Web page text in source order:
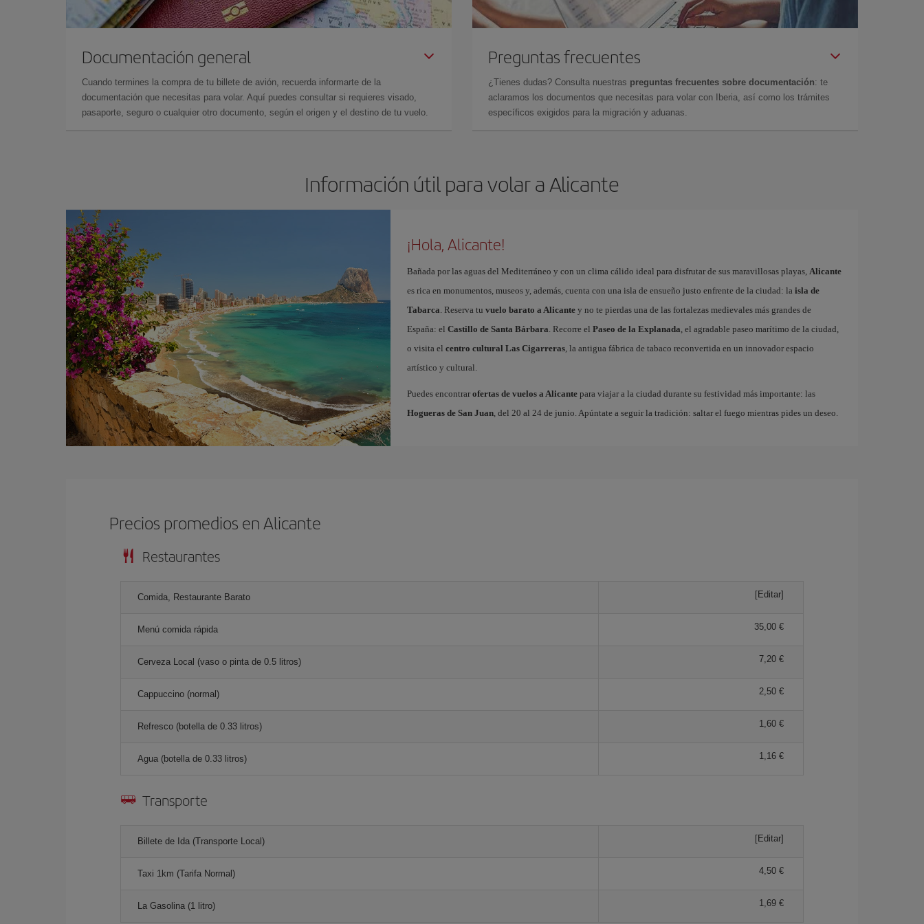
Documentación general
Cuando termines la compra de tu billete de avión, recuerda informarte de la
documentación que necesitas para volar. Aquí puedes consultar si requieres visado,
pasaporte, seguro o cualquier otro documento, según el origen y el destino de tu vuelo.
Preguntas frecuentes
¿Tienes dudas? Consulta nuestras preguntas frecuentes sobre documentación: te
aclaramos los documentos que necesitas para volar con Iberia, así como los trámites
específicos exigidos para la migración y aduanas.
Información útil para volar a Alicante
¡Hola, Alicante!
Bañada por las aguas del Mediterráneo y con un clima cálido ideal para disfrutar de sus maravillosas playas, Alicante
es rica en monumentos, museos y, además, cuenta con una isla de ensueño justo enfrente de la ciudad: la isla de
Tabarca. Reserva tu vuelo barato a Alicantey no te pierdas una de las fortalezas medievales más grandes de
España: el Castillo de Santa Bárbara. Recorre el Paseo de la Explanada, el agradable paseo marítimo de la ciudad,
o visita el centro cultural Las Cigarreras, la antigua fábrica de tabaco reconvertida en un innovador espacio
artístico y cultural.
Puedes encontrar ofertas de vuelos a Alicantepara viajar a la ciudad durante su festividad más importante: las
Hogueras de San Juan, del 20 al 24 de junio. Apúntate a seguir la tradición: saltar el fuego mientras pides un deseo.
Precios promedios en Alicante
Restaurantes
Comida, Restaurante Barato [Editar]
Menú comida rápida 35,00 €
Cerveza Local (vaso o pinta de 0.5 litros) 7,20 €
Cappuccino (normal) 2,50 €
Refresco (botella de 0.33 litros) 1,60 €
Agua (botella de 0.33 litros) 1,16 €
Transporte
Billete de Ida (Transporte Local) [Editar]
Taxi 1km (Tarifa Normal) 4,50 €
La Gasolina (1 litro) 1,69 €